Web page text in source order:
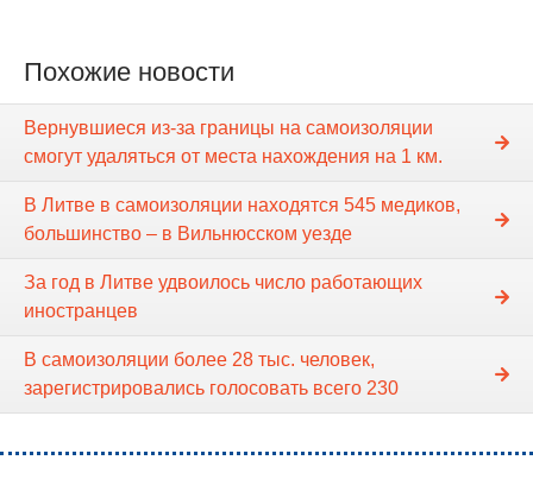
Похожие новости
Вернувшиеся из-за границы на самоизоляции
смогут удаляться от места нахождения на 1 км.
В Литве в самоизоляции находятся 545 медиков,
большинство – в Вильнюсском уезде
За год в Литве удвоилось число работающих
иностранцев
В самоизоляции более 28 тыс. человек,
зарегистрировались голосовать всего 230